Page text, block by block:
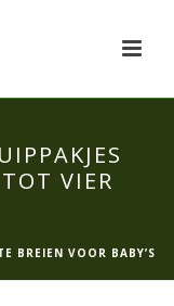
VIER
BREIEN VOOR BABY’S